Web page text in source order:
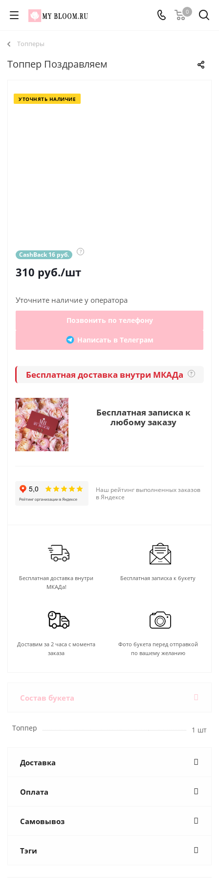
0
Топперы
Топпер Поздравляем
УТОЧНЯТЬ НАЛИЧИЕ
CashBack 16 руб. ?
310 руб./шт
Уточните наличие у оператора
Позвонить по телефону
Написать в Телеграм
Бесплатная доставка внутри МКАДа ?
Бесплатная записка к
любому заказу
Наш рейтинг выполненных заказов
в Яндексе
Бесплатная доставка внутри
МКАДа!
Бесплатная записка к букету
Доставим за 2 часа с момента
заказа
Фото букета перед отправкой
по вашему желанию
Состав букета
Топпер 1 шт
Доставка
Оплата
Самовывоз
Тэги